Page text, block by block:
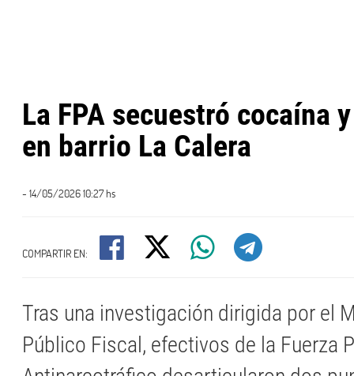
La FPA secuestró cocaína
en barrio La Calera
- 14/05/2026 10:27 hs
COMPARTIR EN:
Tras una investigación dirigida por el
Público Fiscal, efectivos de la Fuerza